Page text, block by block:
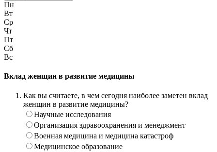
Пн
Вт
Ср
Чт
Пт
Сб
Вс
Вклад женщин в развитие медицины
Как вы считаете, в чем сегодня наиболее заметен вклад
женщин в развитие медицины?
Научные исследования
Организация здравоохранения и менеджмент
Военная медицина и медицина катастроф
Медицинское образование